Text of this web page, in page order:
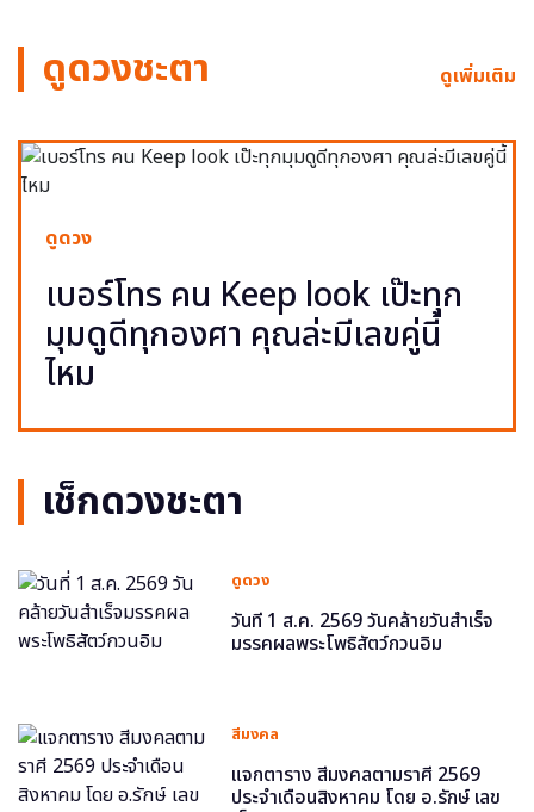
ดูดวงชะตา ดูเพิ่มเติม
ดูดวง
เบอร์โทร คน Keep look เป๊ะทุก
มุมดูดีทุกองศา คุณล่ะมีเลขคู่นี้
ไหม
เช็กดวงชะตา
ดูดวง
วันที่ 1 ส.ค. 2569 วันคล้ายวันสำเร็จ
มรรคผลพระโพธิสัตว์กวนอิม
สีมงคล
แจกตาราง สีมงคลตามราศี 2569
ประจำเดือนสิงหาคม โดย อ.รักษ์ เลข